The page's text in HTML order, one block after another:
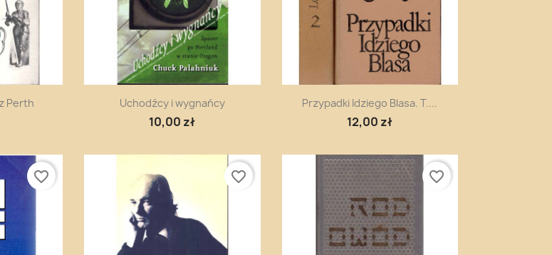
Perth Szybki podgląd
Uchodźcy i wygnańcy
10,00 zł
Szybki podgląd
Przypadki Idziego Blasa. T....
12,00 zł
favorite_border favorite_border favorite_border